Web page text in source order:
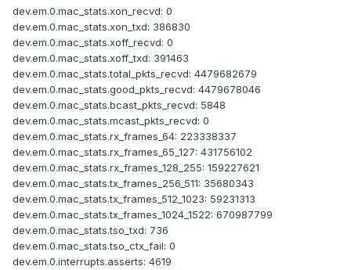
dev.em.0.mac_stats.xon_recvd: 0
dev.em.0.mac_stats.xon_txd: 386830
dev.em.0.mac_stats.xoff_recvd: 0
dev.em.0.mac_stats.xoff_txd: 391463
dev.em.0.mac_stats.total_pkts_recvd: 4479682679
dev.em.0.mac_stats.good_pkts_recvd: 4479678046
dev.em.0.mac_stats.bcast_pkts_recvd: 5848
dev.em.0.mac_stats.mcast_pkts_recvd: 0
dev.em.0.mac_stats.rx_frames_64: 223338337
dev.em.0.mac_stats.rx_frames_65_127: 431756102
dev.em.0.mac_stats.rx_frames_128_255: 159227621
dev.em.0.mac_stats.tx_frames_256_511: 35680343
dev.em.0.mac_stats.tx_frames_512_1023: 59231313
dev.em.0.mac_stats.tx_frames_1024_1522: 670987799
dev.em.0.mac_stats.tso_txd: 736
dev.em.0.mac_stats.tso_ctx_fail: 0
dev.em.0.interrupts.asserts: 4619